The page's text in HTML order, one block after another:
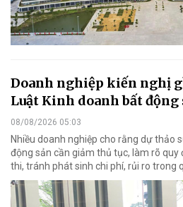
Doanh nghiệp kiến nghị
Luật Kinh doanh bất động
08/08/2026 05:03
Nhiều doanh nghiệp cho rằng dự thảo
động sản cần giảm thủ tục, làm rõ quy
thi, tránh phát sinh chi phí, rủi ro trong